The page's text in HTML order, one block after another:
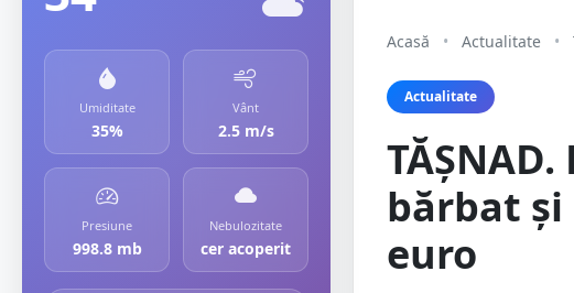
Umiditate
35%
Vânt
2.5 m/s
Presiune
998.8 mb
Nebulozitate
cer acoperit
Acasă • Actualitate •
Actualitate
bărbat
euro